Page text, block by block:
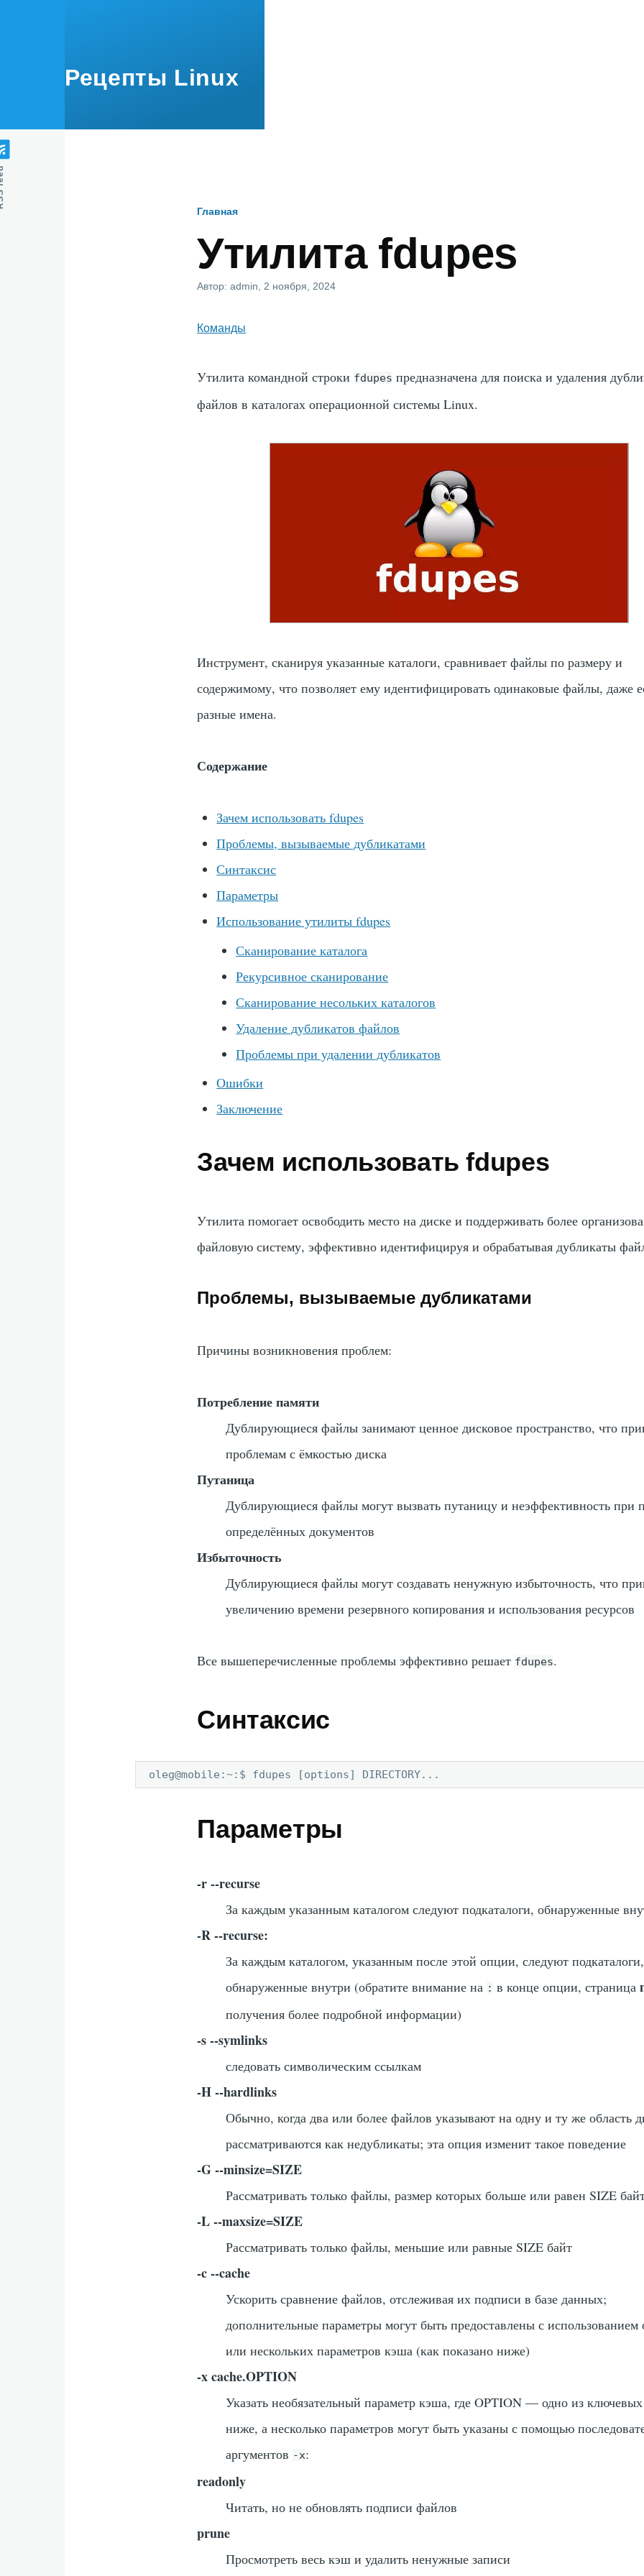
Рецепты Linux
навигации
Главная
Утилита fdupes
Автор:admin , 2 ноября, 2024
Команды
Утилита командной строки fdupes предназначена для поиска и удаления
файлов в каталогах операционной системы Linux.
Инструмент, сканируя указанные каталоги, сравнивает файлы по размеру и
содержимому, что позволяет ему идентифицировать одинаковые файлы, даже
разные имена.
Содержание
Зачем использовать fdupes
Проблемы, вызываемые дубликатами
Синтаксис
Параметры
Использование утилиты fdupes
Сканирование каталога
Рекурсивное сканирование
Сканирование несольких каталогов
Удаление дубликатов файлов
Проблемы при удалении дубликатов
Ошибки
Заключение
Зачем использовать fdupes
Утилита помогает освободить место на диске и поддерживать более
файловую систему, эффективно идентифицируя и обрабатывая дубликаты
Проблемы, вызываемые дубликатами
Причины возникновения проблем:
Потребление памяти
Дублирующиеся файлы занимают ценное дисковое пространство, что
проблемам с ёмкостью диска
Путаница
Дублирующиеся файлы могут вызвать путаницу и неэффективность при
определённых документов
Избыточность
Дублирующиеся файлы могут создавать ненужную избыточность, что
увеличению времени резервного копирования и использования ресурсов
Все вышеперечисленные проблемы эффективно решает fdupes.
Синтаксис
oleg@mobile:~:$ fdupes [options] DIRECTORY...
Параметры
-r --recurse
За каждым указанным каталогом следуют подкаталоги, обнаруженные
-R --recurse:
За каждым каталогом, указанным после этой опции, следуют подкаталоги,
обнаруженные внутри (обратите внимание на : в конце опции, страница
получения более подробной информации)
-s --symlinks
следовать символическим ссылкам
-H --hardlinks
Обычно, когда два или более файлов указывают на одну и ту же область
рассматриваются как недубликаты; эта опция изменит такое поведение
-G --minsize=SIZE
Рассматривать только файлы, размер которых больше или равен SIZE
-L --maxsize=SIZE
Рассматривать только файлы, меньшие или равные SIZE байт
-c --cache
Ускорить сравнение файлов, отслеживая их подписи в базе данных;
дополнительные параметры могут быть предоставлены с использованием
или нескольких параметров кэша (как показано ниже)
-x cache.OPTION
Указать необязательный параметр кэша, где OPTION — одно из
ниже, а несколько параметров могут быть указаны с помощью
аргументов -x:
readonly
Читать, но не обновлять подписи файлов
prune
Просмотреть весь кэш и удалить ненужные записи